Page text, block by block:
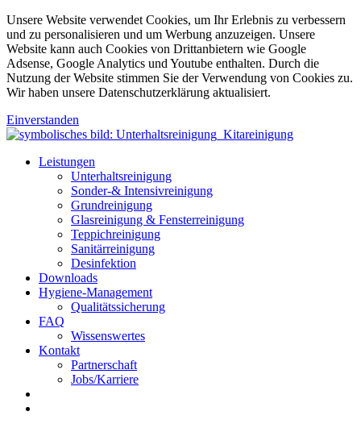
Unsere Website verwendet Cookies, um Ihr Erlebnis zu verbessern
und zu personalisieren und um Werbung anzuzeigen. Unsere
Website kann auch Cookies von Drittanbietern wie Google
Adsense, Google Analytics und Youtube enthalten. Durch die
Nutzung der Website stimmen Sie der Verwendung von Cookies zu.
Wir haben unsere Datenschutzerklärung aktualisiert.
Einverstanden
Leistungen
Unterhaltsreinigung
Sonder-& Intensivreinigung
Grundreinigung
Glasreinigung & Fensterreinigung
Teppichreinigung
Sanitärreinigung
Desinfektion
Downloads
Hygiene-Management
Qualitätssicherung
FAQ
Wissenswertes
Kontakt
Partnerschaft
Jobs/Karriere